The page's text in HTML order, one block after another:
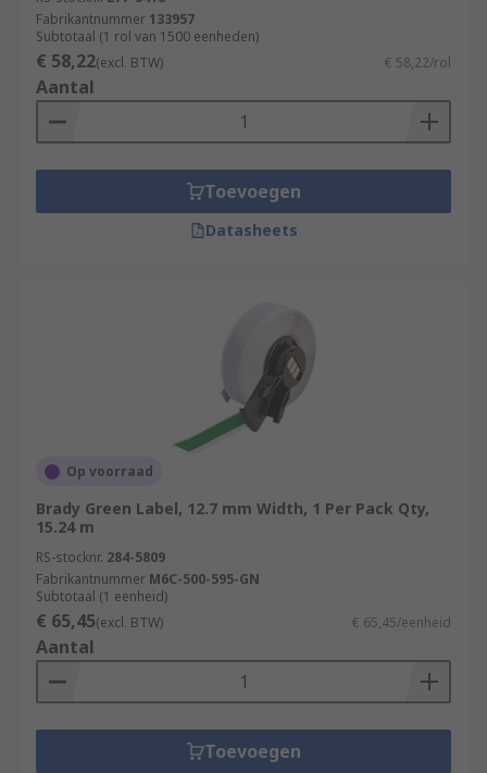
Fabrikantnummer 133957
Subtotaal (1 rol van 1500 eenheden)
€ 58,22(excl. BTW) € 58,22/rol
Aantal
Toevoegen
Datasheets
Op voorraad
Brady Green Label, 12.7 mm Width, 1 Per Pack Qty,
15.24 m
RS-stocknr. 284-5809
Fabrikantnummer M6C-500-595-GN
Subtotaal (1 eenheid)
€ 65,45(excl. BTW) € 65,45/eenheid
Aantal
Toevoegen